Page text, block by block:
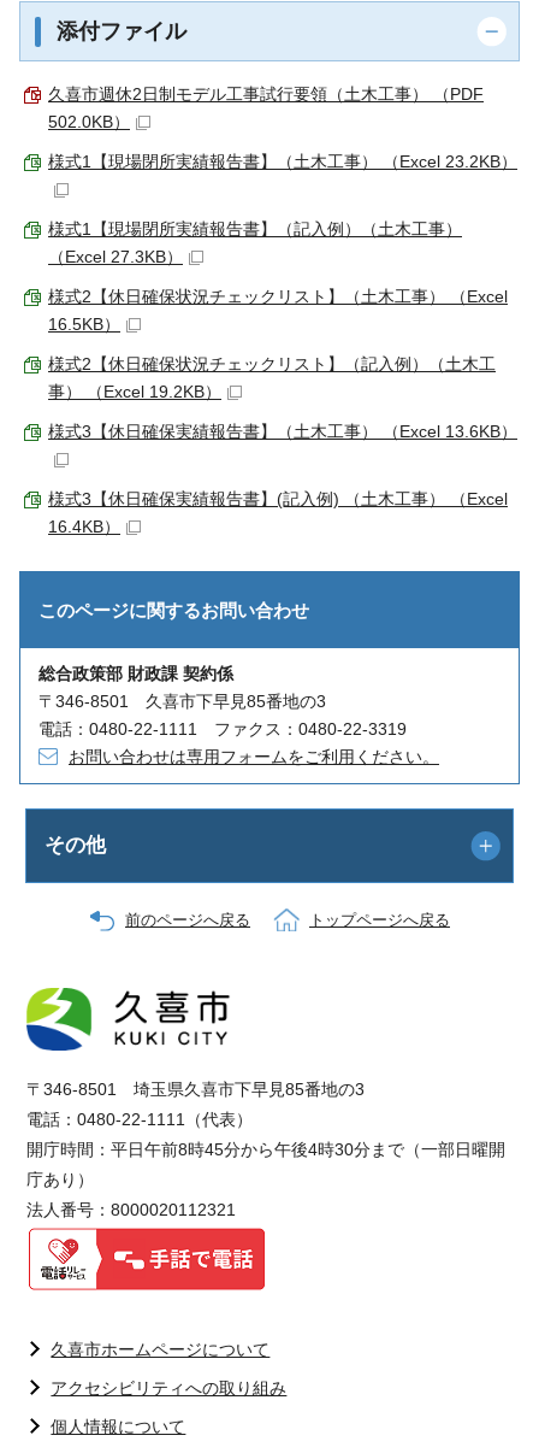
添付ファイル
久喜市週休2日制モデル工事試行要領（土木工事） （PDF
502.0KB）
様式1【現場閉所実績報告書】（土木工事） （Excel 23.2KB）
様式1【現場閉所実績報告書】（記入例）（土木工事）
（Excel 27.3KB）
様式2【休日確保状況チェックリスト】（土木工事） （Excel
16.5KB）
様式2【休日確保状況チェックリスト】（記入例）（土木工
事） （Excel 19.2KB）
様式3【休日確保実績報告書】（土木工事） （Excel 13.6KB）
様式3【休日確保実績報告書】(記入例) （土木工事） （Excel
16.4KB）
このページに関するお問い合わせ
総合政策部 財政課 契約係
〒346-8501 久喜市下早見85番地の3
電話：0480-22-1111 ファクス：0480-22-3319
お問い合わせは専用フォームをご利用ください。
その他
前のページへ戻る トップページへ戻る
〒346-8501 埼玉県久喜市下早見85番地の3
電話：0480-22-1111（代表）
開庁時間：平日午前8時45分から午後4時30分まで（一部日曜開
庁あり）
法人番号：8000020112321
久喜市ホームページについて
アクセシビリティへの取り組み
個人情報について